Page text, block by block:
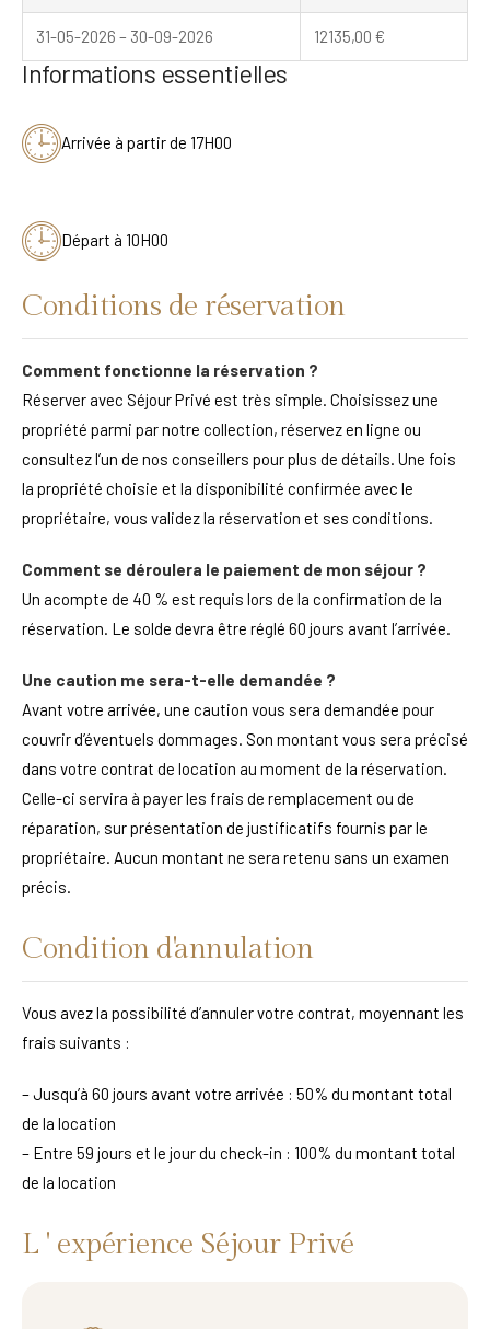
31-05-2026 – 30-09-2026 12135,00 €
Informations essentielles
Arrivée à partir de 17H00
Départ à 10H00
Conditions de réservation
Comment fonctionne la réservation ?
Réserver avec Séjour Privé est très simple. Choisissez une
propriété parmi par notre collection, réservez en ligne ou
consultez l’un de nos conseillers pour plus de détails. Une fois
la propriété choisie et la disponibilité confirmée avec le
propriétaire, vous validez la réservation et ses conditions.
Comment se déroulera le paiement de mon séjour ?
Un acompte de 40 % est requis lors de la confirmation de la
réservation. Le solde devra être réglé 60 jours avant l’arrivée.
Une caution me sera-t-elle demandée ?
Avant votre arrivée, une caution vous sera demandée pour
couvrir d’éventuels dommages. Son montant vous sera précisé
dans votre contrat de location au moment de la réservation.
Celle-ci servira à payer les frais de remplacement ou de
réparation, sur présentation de justificatifs fournis par le
propriétaire. Aucun montant ne sera retenu sans un examen
précis.
Condition d'annulation
Vous avez la possibilité d’annuler votre contrat, moyennant les
frais suivants :
– Jusqu’à 60 jours avant votre arrivée : 50% du montant total
de la location
– Entre 59 jours et le jour du check-in : 100% du montant total
de la location
L ' expérience Séjour Privé